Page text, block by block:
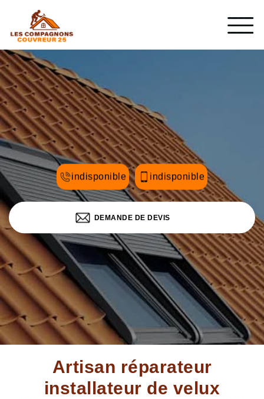
indisponible indisponible
DEMANDE DE DEVIS
Artisan réparateur
installateur de velux